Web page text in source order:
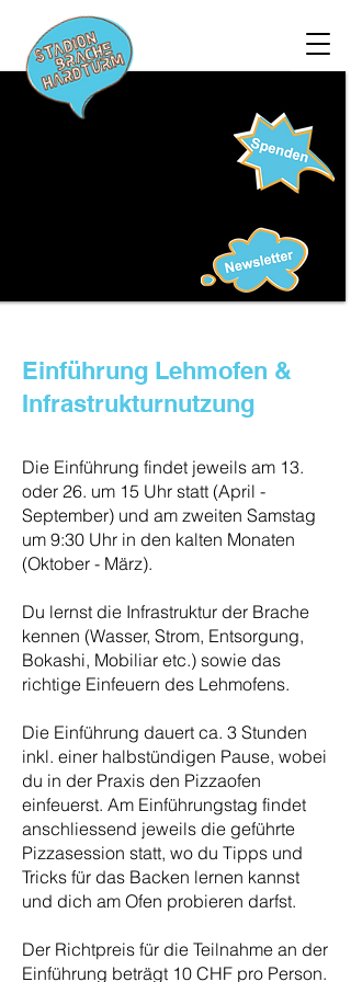
Einführung Lehmofen &
Infrastrukturnutzung
Die Einführung findet jeweils am 13.
oder 26. um 15 Uhr statt (April -
September) und am zweiten Samstag
um 9:30 Uhr in den kalten Monaten
(Oktober - März).
Du lernst die Infrastruktur der Brache
kennen (Wasser, Strom, Entsorgung,
Bokashi, Mobiliar etc.) sowie das
richtige Einfeuern des Lehmofens.
Die Einführung dauert ca. 3 Stunden
inkl. einer halbstündigen Pause, wobei
du in der Praxis den Pizzaofen
einfeuerst. Am Einführungstag findet
anschliessend jeweils die geführte
Pizzasession statt, wo du Tipps und
Tricks für das Backen lernen kannst
und dich am Ofen probieren darfst.
Der Richtpreis für die Teilnahme an der
Einführung beträgt 10 CHF pro Person.